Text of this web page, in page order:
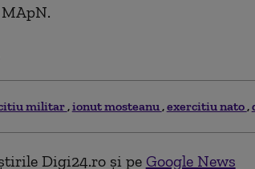
militar ionut mosteanu exercitiu nato
Digi24.ro și pe Google News